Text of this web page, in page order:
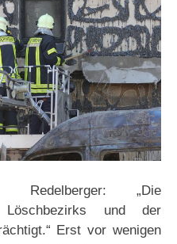
Redelberger: „Die
Löschbezirks und der
Erst vor wenigen